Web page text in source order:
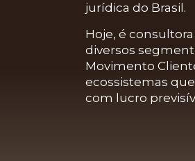
jurídica do Brasil.
Hoje, é
diversos
Movimento
ecossistemas
com lucro